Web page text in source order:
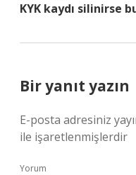
KYK kaydı silinirse
Bir yanıt yazın
E-posta adresiniz
ile işaretlenmişlerdir
Yorum